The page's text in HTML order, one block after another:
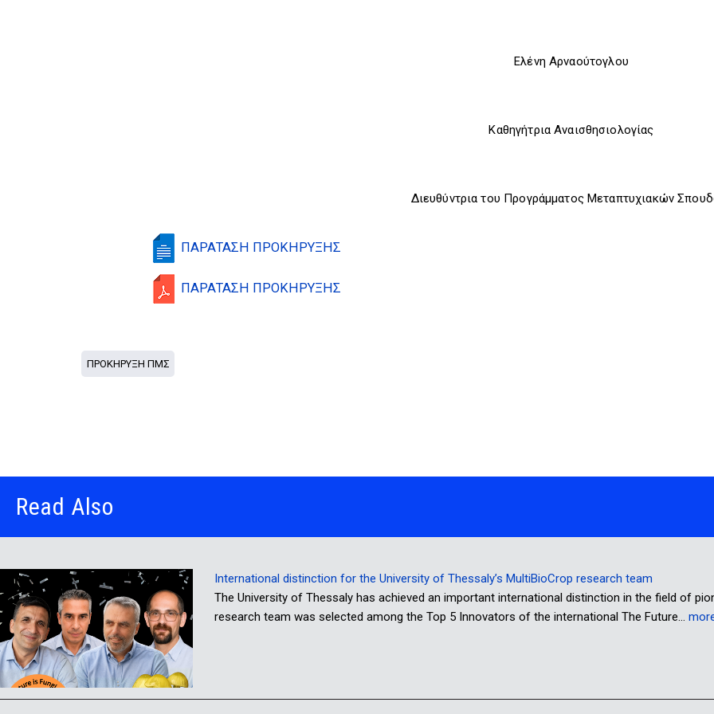
Ελένη Αρναούτογλου
Καθηγήτρια Αναισθησιολογίας
Διευθύντρια του Προγράμματος Μεταπτυχιακών
ΠΑΡΑΤΑΣΗ ΠΡΟΚΗΡΥΞΗΣ
ΠΑΡΑΤΑΣΗ ΠΡΟΚΗΡΥΞΗΣ
ΠΡΟΚΗΡΥΞΗ ΠΜΣ
Read Also
International distinction for the University of Thessaly’s MultiBioCrop research team
The University of Thessaly has achieved an important international distinction in the field of
research team was selected among the Top 5 Innovators of the international The Future…